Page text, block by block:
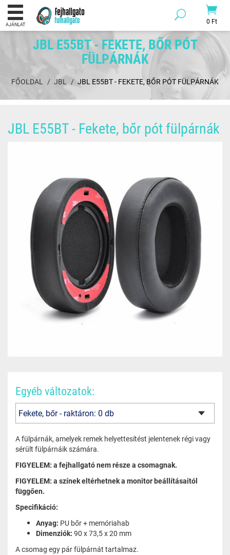
0 Ft
AJÁNLAT
JBL E55BT - FEKETE, BŐR PÓT
FÜLPÁRNÁK
FŐOLDAL JBL JBL E55BT - FEKETE, BŐR PÓT FÜLPÁRNÁK
JBL E55BT - Fekete, bőr pót fülpárnák
Egyéb változatok:
A fülpárnák, amelyek remek helyettesítést jelentenek régi vagy
sérült fülpárnáik számára.
FIGYELEM: a fejhallgató nem része a csomagnak.
FIGYELEM: a színek eltérhetnek a monitor beállításaitól
függően.
Specifikáció:
Anyag: PU bőr + memóriahab
Dimenziók: 90 x 73,5 x 20 mm
A csomag egy pár fülpárnát tartalmaz.